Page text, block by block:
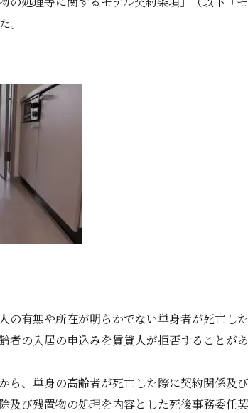
。
有無や所在が明らかでない単身者が死亡し
の入居の申込みを賃貸人が拒否することがあ
ら、単身の高齢者が死亡した際に契約関係及
び残置物の処理を内容とした死後事務委任